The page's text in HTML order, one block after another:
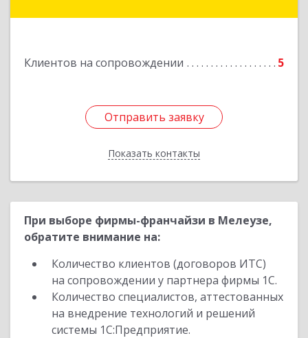
Клиентов на сопровождении 5
Отправить заявку
Показать контакты
Отправить заявку
Назад
При выборе фирмы-франчайзи в Мелеузе,
обратите внимание на:
Количество клиентов (договоров ИТС)
на сопровождении у партнера фирмы 1С.
Количество специалистов, аттестованных
на внедрение технологий и решений
системы 1С:Предприятие.